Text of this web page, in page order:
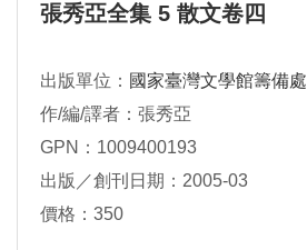
張秀亞全集 5 散文卷四
出版單位： 國家臺灣文學館籌備處
作/編/譯者：張秀亞
GPN：1009400193
出版／創刊日期：2005-03
價格：350